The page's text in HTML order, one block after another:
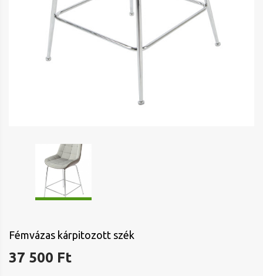
Fémvázas kárpitozott szék
37 500 Ft